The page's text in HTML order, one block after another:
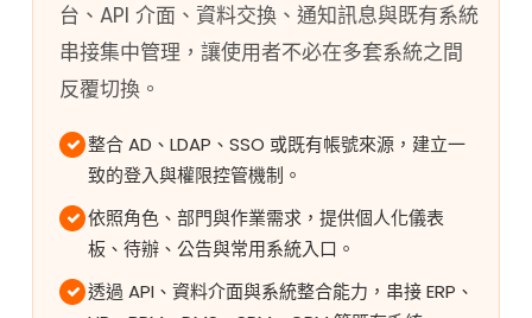
台、API 介面、資料交換、通知訊息與既有系統
串接集中管理，讓使用者不必在多套系統之間
反覆切換。
整合 AD、LDAP、SSO 或既有帳號來源，建立一
致的登入與權限控管機制。
依照角色、部門與作業需求，提供個人化儀表
板、待辦、公告與常用系統入口。
透過 API、資料介面與系統整合能力，串接 ERP、